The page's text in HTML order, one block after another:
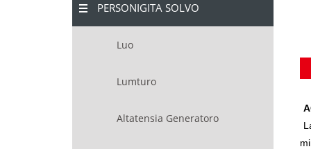
PERSONIGITA SOLVO
Luo
Lumturo
Altatensia Generatoro